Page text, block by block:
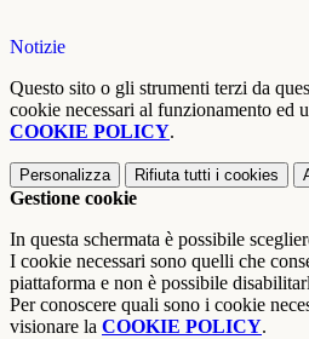
Notizie
Questo sito o gli strumenti terzi da
cookie necessari al funzionamento ed
COOKIE POLICY.
Personalizza Rifiuta tutti i cookies
Gestione cookie
In questa schermata è possibile
I cookie necessari sono quelli che
piattaforma e non è possibile
Per conoscere quali sono i cookie
visionare la COOKIE POLICY.